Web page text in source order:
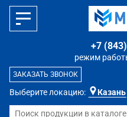
Выберите локацию: Казань
режим
+7
ЗАКАЗАТЬ ЗВОНОК